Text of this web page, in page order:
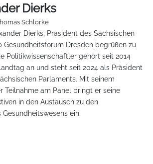
Dierks
Schlorke
Dierks, Präsident des Sächsischen
Gesundheitsforum Dresden begrüßen zu
Politikwissenschaftler gehört seit 2014
an und steht seit 2024 als Präsident
Parlaments. Mit seinem
Teilnahme am Panel bringt er seine
in den Austausch zu den
ein.